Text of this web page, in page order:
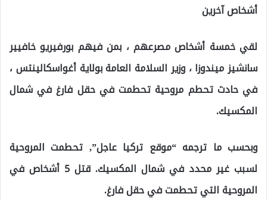
أشخاص آخرين
لقي خمسة أشخاص مصرعهم ، بمن فيهم بورفيريو خافيير
سانشيز ميندوزا ، وزير السلامة العامة بولاية أغواسكالينتس ،
في حادث تحطم مروحية تحطمت في حقل فارغ في شمال
المكسيك.
وبحسب ما ترجمه “موقع تركيا عاجل”, تحطمت المروحية
لسبب غير محدد في شمال المكسيك. قتل 5 أشخاص في
المروحية التي تحطمت في حقل فارغ.